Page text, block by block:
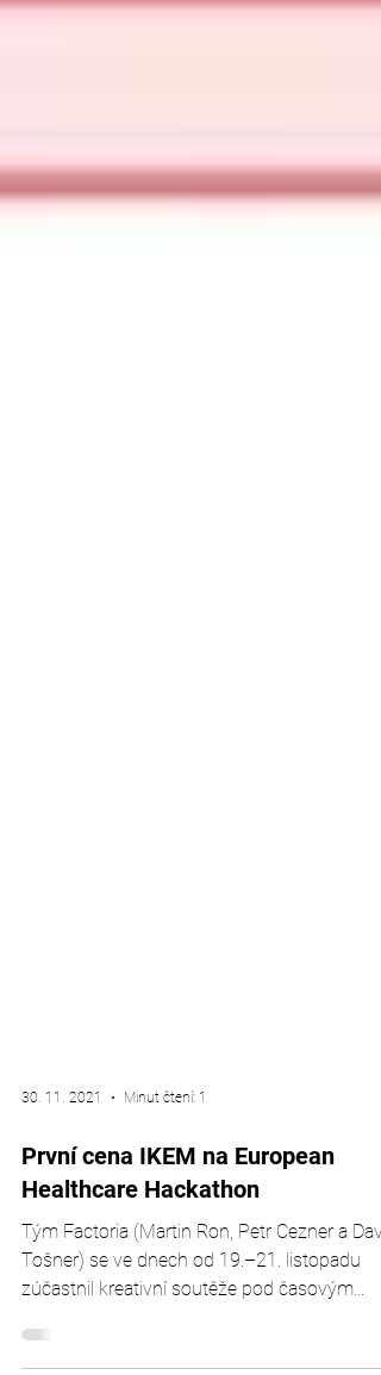
30. 11. 2021 Minut čtení: 1
První cena IKEM na European
Healthcare Hackathon
Tým Factoria (Martin Ron, Petr Cezner a
Tošner) se ve dnech od 19.–21. listopadu